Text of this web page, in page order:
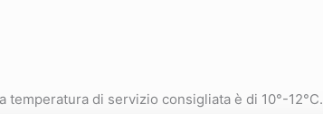
di servizio consigliata è di 10°-12°C.